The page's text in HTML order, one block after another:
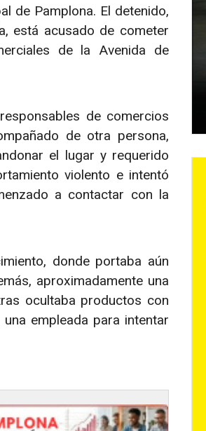
de Pamplona. El detenido,
está acusado de cometer
de la Avenida de
de comercios
de otra persona,
el lugar y requerido
violento e intentó
a contactar con la
donde portaba aún
aproximadamente una
ocultaba productos con
empleada para intentar